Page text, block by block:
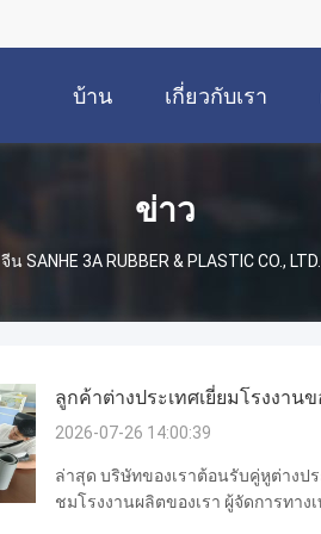
บ้าน เกี่ยวกับเรา
ข่าว
จีน SANHE 3A RUBBER & PLASTIC CO.,
ลูกค้าต่างประเทศเยี่ยมโรงงาน
2026-07-26 14:00:39
ล่าสุด บริษัทของเราต้อนรับคู่หูต่างปร
ชมโรงงานผลิตของเรา ผู้จัดการทา